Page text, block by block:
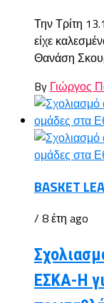
Την Τρίτη
είχε
Θανάση
By Γιώργος
BASKET
/ 8 έτη ago
ΕΣΚΑ-Η